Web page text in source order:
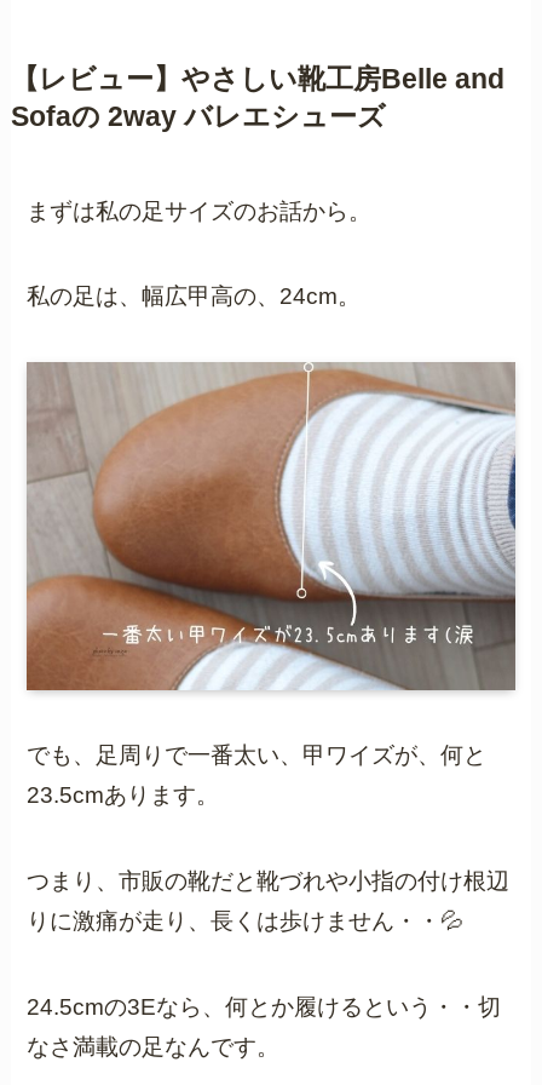
【レビュー】やさしい靴工房Belle and
Sofaの 2way バレエシューズ
まずは私の足サイズのお話から。
私の足は、幅広甲高の、24cm。
でも、足周りで一番太い、甲ワイズが、何と
23.5cmあります。
つまり、市販の靴だと靴づれや小指の付け根辺
りに激痛が走り、長くは歩けません・・💦
24.5cmの3Eなら、何とか履けるという・・切
なさ満載の足なんです。